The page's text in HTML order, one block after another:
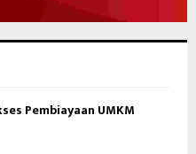
Pembiayaan UMKM